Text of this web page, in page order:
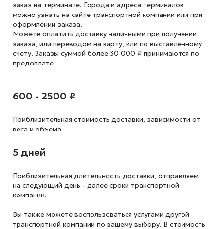
заказ на терминале. Города и адреса терминалов
можно узнать на сайте транспортной компании или при
оформлении заказа.
Можете оплатить доставку наличными при получении
заказа, или переводом на карту, или по выставленному
счету. Заказы суммой более 30 000 ₽ принимаются по
предоплате.
600 - 2500 ₽
Приблизительная стоимость доставки, зависимости от
веса и объема.
5 дней
Приблизительная длительность доставки, отправляем
на следующий день - далее сроки транспортной
компании.
Вы также можете воспользоваться услугами другой
транспортной компании по вашему выбору. В стоимость